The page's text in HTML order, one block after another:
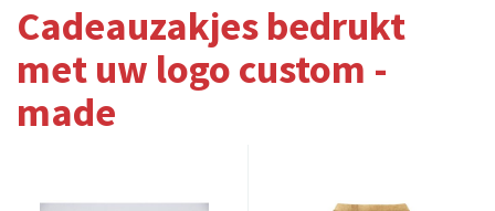
Cadeauzakjes bedrukt
met uw logo custom -
made